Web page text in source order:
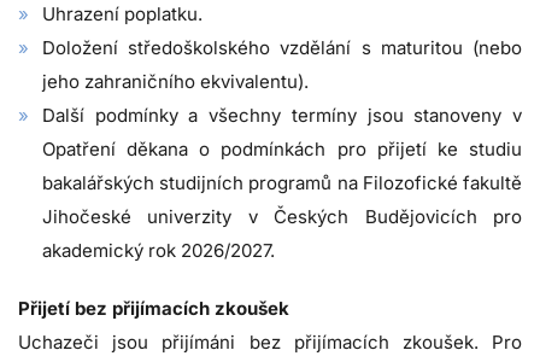
Uhrazení poplatku.
Doložení středoškolského vzdělání s maturitou (nebo
jeho zahraničního ekvivalentu).
Další podmínky a všechny termíny jsou stanoveny v
Opatření děkana o podmínkách pro přijetí ke studiu
bakalářských studijních programů na Filozofické fakultě
Jihočeské univerzity v Českých Budějovicích pro
akademický rok 2026/2027.
Přijetí bez přijímacích zkoušek
Uchazeči jsou přijímáni bez přijímacích zkoušek. Pro